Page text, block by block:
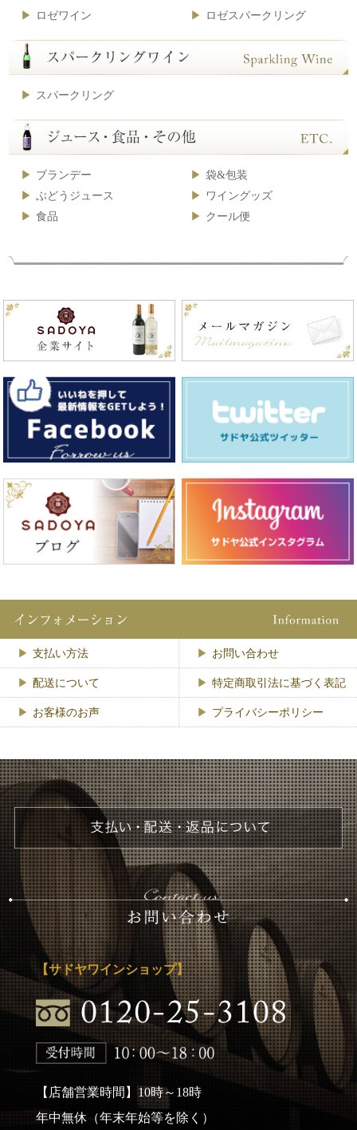
ロゼワイン ロゼスパークリング
スパークリング
ブランデー
袋&包装
ぶどうジュース
ワイングッズ
食品
クール便
支払い方法 お問い合わせ
配送について 特定商取引法に基づく表記
お客様のお声 プライバシーポリシー
【サドヤワインショップ】
【店舗営業時間】10時～18時
年中無休（年末年始等を除く）